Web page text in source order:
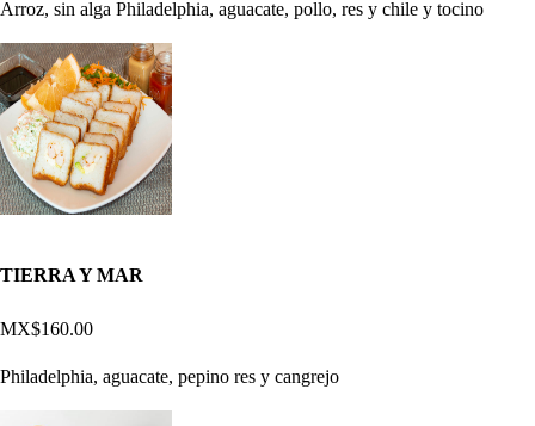
Arroz, sin alga Philadelphia, aguacate, pollo, res y chile y tocino
TIERRA Y MAR
MX$160.00
Philadelphia, aguacate, pepino res y cangrejo